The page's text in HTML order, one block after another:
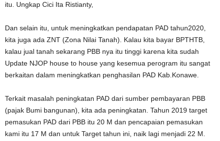
itu. Ungkap Cici Ita Ristianty,
Dan selain itu, untuk meningkatkan pendapatan PAD tahun2020,
kita juga ada ZNT (Zona Nilai Tanah). Kalau kita bayar BPTHTB,
kalau jual tanah sekarang PBB nya itu tinggi karena kita sudah
Update NJOP house to house yang kesemua perogram itu sangat
berkaitan dalam meningkatkan penghasilan PAD Kab.Konawe.
Terkait masalah peningkatan PAD dari sumber pembayaran PBB
(pajak Bumi bangunan), kita ada peningkatan. Tahun 2019 target
pemasukan PAD dari PBB itu 20 M dan pencapaian pemasukan
kami itu 17 M dan untuk Target tahun ini, naik lagi menjadi 22 M.